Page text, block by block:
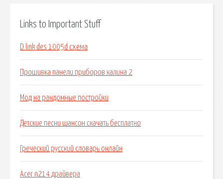
Links to Important Stuff
D link des 1005d схема
Прошивка панели приборов калина 2
Мод на рандомные постройки
Детские песни шансон скачать бесплатно
Греческий русский словарь онлайн
Acer n214 драйвера